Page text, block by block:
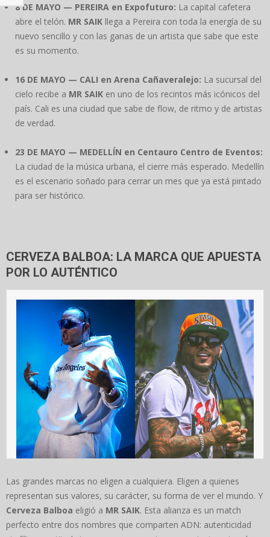
8 DE MAYO — PEREIRA en Expofuturo: La capital cafetera
abre el telón. MR SAIK llega a Pereira con toda la energía de su
nuevo sencillo y con las ganas de un artista que sabe que este
es su momento.
16 DE MAYO — CALI en Arena Cañaveralejo: La sucursal del
cielo recibe a MR SAIK en uno de los recintos más icónicos del
país. Cali es una ciudad que sabe de flow, de ritmo y de artistas
de verdad.
23 DE MAYO — MEDELLÍN en Centauro Centro de Eventos:
La ciudad de la música urbana, el cierre más esperado. Medellín
es el escenario soñado para cerrar un mes que ya está pintado
para ser histórico.
CERVEZA BALBOA: LA MARCA QUE APUESTA
POR LO AUTÉNTICO
Las grandes marcas no eligen a cualquiera. Eligen a quienes
representan sus valores, su carácter, su forma de ver el mundo. Y
Cerveza Balboa eligió a MR SAIK. Esta alianza es un match
perfecto entre dos nombres que comparten ADN: autenticidad